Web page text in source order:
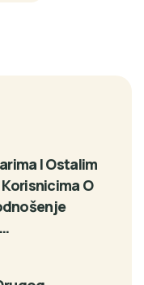
I Ostalim
O